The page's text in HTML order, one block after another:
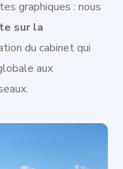
graphiques : nous
sur la
du cabinet qui
aux